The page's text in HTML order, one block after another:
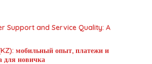
Support and Service Quality: A
мобильный опыт, платежи и
для новичка